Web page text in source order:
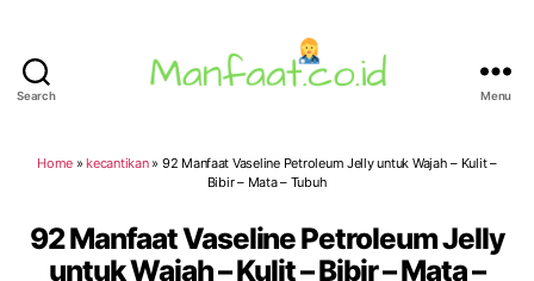
Search Menu
Home »kecantikan» 92 Manfaat Vaseline Petroleum Jelly untuk Wajah – Kulit –
Bibir – Mata – Tubuh
92 Manfaat Vaseline Petroleum Jelly
untuk Wajah – Kulit – Bibir – Mata –